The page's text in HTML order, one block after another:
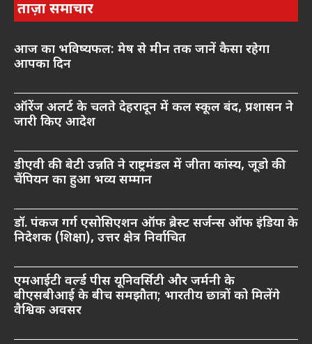
ताज़ा समाचार
आज का भविष्यफल: मेष से मीन तक जानें कैसा रहेगा
आपका दिन
ऑरेंज अलर्ट के चलते देहरादून में कल स्कूल बंद, प्रशासन ने
जारी किए आदेश
डीएवी की बेटी उन्नति ने राष्ट्रमंडल में जीता कांस्य, जूडो की
चैंपियन का हुआ भव्य सम्मान
डॉ. पंकज गर्ग एसोसिएशन ऑफ ब्रेस्ट सर्जन्स ऑफ इंडिया के
निदेशक (शिक्षा), उत्तर क्षेत्र निर्वाचित
एमआईटी वर्ल्ड पीस यूनिवर्सिटी और जर्मनी के
बीएसबीआई के बीच समझौता; भारतीय छात्रों को मिलेंगे
वैश्विक अवसर